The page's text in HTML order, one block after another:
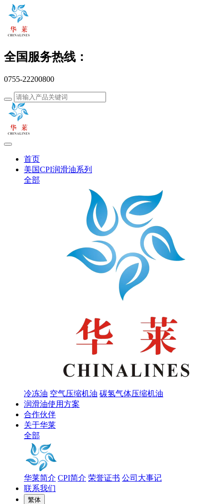
全国服务热线：
0755-22200800
首页
美国CPI润滑油系列
全部
冷冻油 空气压缩机油 碳氢气体压缩机油
润滑油使用方案
合作伙伴
关于华莱
全部
华莱简介 CPI简介 荣誉证书 公司大事记
联系我们
繁体